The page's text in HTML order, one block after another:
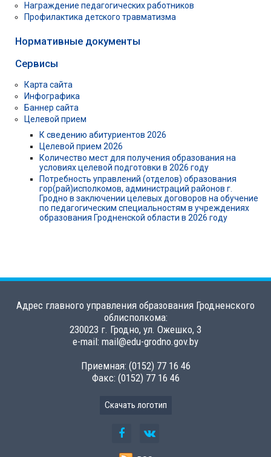
Награждение педагогических работников
Профилактика детского травматизма
Нормативные документы
Сервисы
Карта сайта
Инфографика
Баннер сайта
Целевой прием
К сведению абитуриентов 2026
Целевой прием 2026
Количество мест для получения образования на
условиях целевой подготовки в 2026 году
Потребность управлений (отделов) образования
гор(рай)исполкомов, администраций районов г.
Гродно в заключении целевых договоров на обучение
по педагогическим специальностям в учреждениях
образования Гродненской области в 2026 году
Адрес главного управления образования Гродненского
облисполкома:
230023 г. Гродно, ул. Ожешко, 3
e-mail: mail@edu-grodno.gov.by
Приемная: (0152) 77 16 46
Факс: (0152) 77 16 46
Скачать логотип